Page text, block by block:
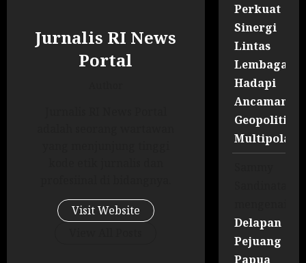
Jurnalis RI News
Portal
Visit Website
Perkuat
Sinergi
Lintas
Lembaga
Hadapi
Ancaman
Geopolitik
Multipolar
Delapan
Pejuang
Papua